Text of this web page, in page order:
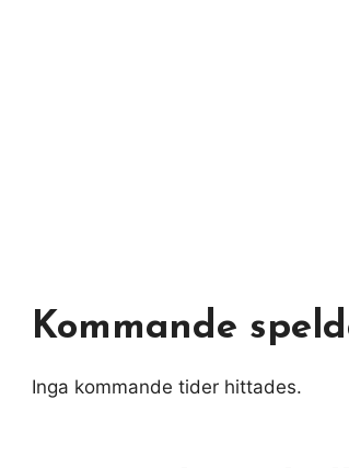
Kommande
Inga kommande tider hittades.